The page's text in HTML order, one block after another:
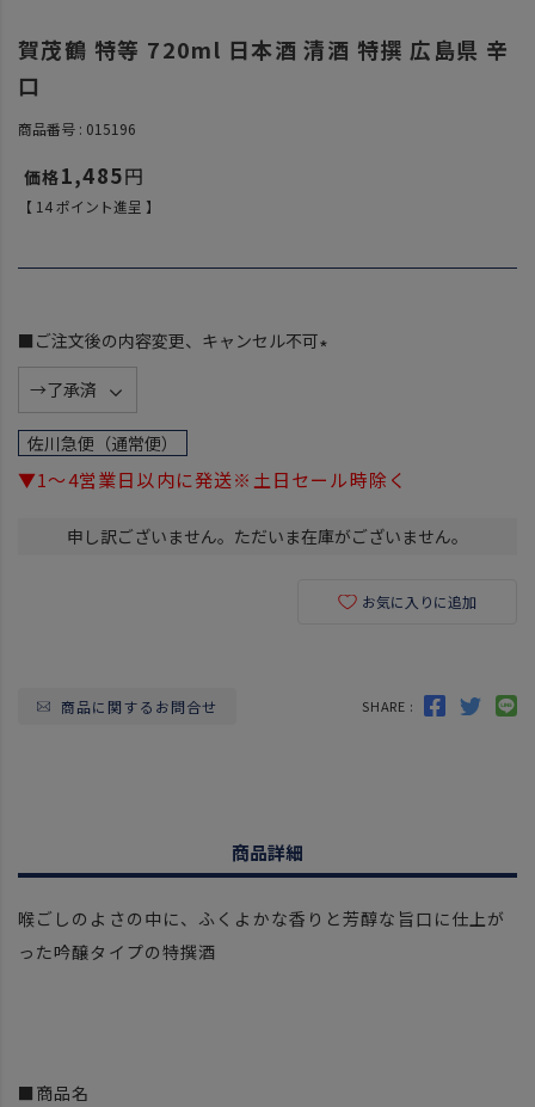
賀茂鶴 特等 720ml 日本酒 清酒 特撰 広島県 辛
口
商品番号 015196
1,485
【 14ポイント進呈 】
■ご注文後の内容変更、キャンセル不可
佐川急便（通常便）
▼1～4営業日以内に発送※土日セール時除く
申し訳ございません。ただいま在庫がございません。
お気に入りに追加
商品に関するお問合せ SHARE :
商品詳細
喉ごしのよさの中に、ふくよかな香りと芳醇な旨口に仕上が
った吟醸タイプの特撰酒
■商品名